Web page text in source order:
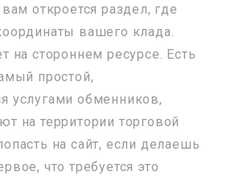
откроется раздел, где
вашего клада.
на стороннем ресурсе. Есть
простой,
услугами обменников,
на территории торговой
на сайт, если делаешь
что требуется это